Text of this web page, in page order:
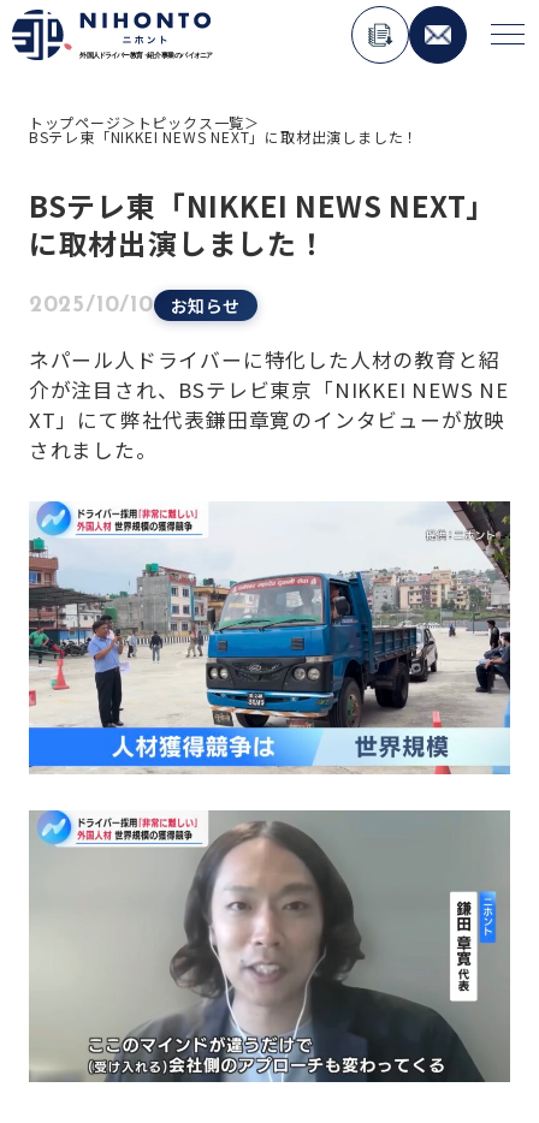
Service
外国人材コンサルティング事業
ペーパードライバー講習事業
外国免許切り替え講習事業
在日外国人向けメディア運用事業
Company
トップページ＞ トピックス一覧＞
BSテレ東「NIKKEI NEWS NEXT」に取材出演しました！
BSテレ東「NIKKEI NEWS NEXT」
に取材出演しました！
2025/10/10 お知らせ
ネパール人ドライバーに特化した人材の教育と紹
介が注目され、BSテレビ東京「NIKKEI NEWS NE
XT」にて弊社代表鎌田章寛のインタビューが放映
されました。